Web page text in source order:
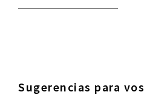
Sugerencias para vos